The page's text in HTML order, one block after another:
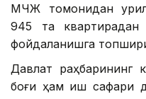
МЧЖ томонидан
945 та
фойдаланишга
Давлат раҳбарининг
боғи ҳам иш сафари